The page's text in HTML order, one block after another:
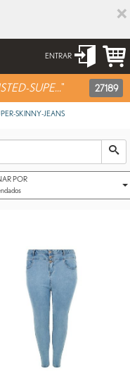
×
ENTRAR
27189
SUPE..."
SKINNY-JEANS
POR